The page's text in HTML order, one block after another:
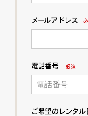
メールアドレス
電話番号 必須
ご希望のレンタル